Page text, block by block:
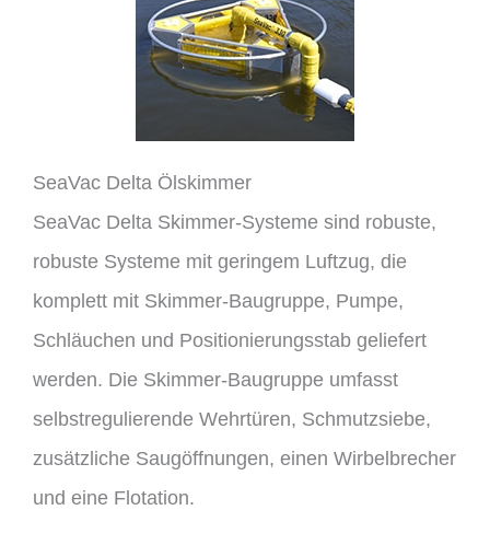
SeaVac Delta Ölskimmer
SeaVac Delta Skimmer-Systeme sind robuste,
robuste Systeme mit geringem Luftzug, die
komplett mit Skimmer-Baugruppe, Pumpe,
Schläuchen und Positionierungsstab geliefert
werden. Die Skimmer-Baugruppe umfasst
selbstregulierende Wehrtüren, Schmutzsiebe,
zusätzliche Saugöffnungen, einen Wirbelbrecher
und eine Flotation.